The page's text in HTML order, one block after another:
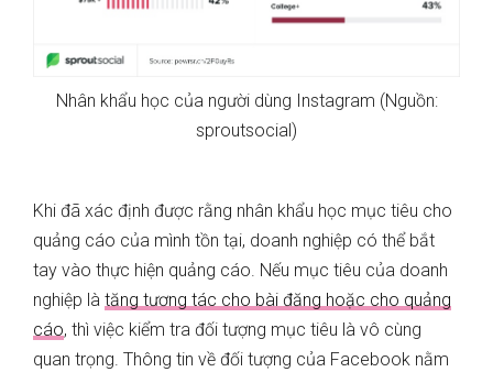
Nhân khẩu học của người dùng Instagram (Nguồn:
sproutsocial)
Khi đã xác định được rằng nhân khẩu học mục tiêu cho
quảng cáo của mình tồn tại, doanh nghiệp có thể bắt
tay vào thực hiện quảng cáo. Nếu mục tiêu của doanh
nghiệp là tăng tương tác cho bài đăng hoặc cho quảng
cáo, thì việc kiểm tra đối tượng mục tiêu là vô cùng
quan trọng. Thông tin về đối tượng của Facebook nằm